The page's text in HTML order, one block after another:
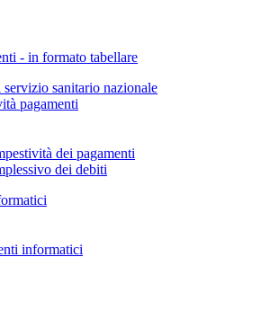
- in formato tabellare
sanitario nazionale
pagamenti
dei pagamenti
dei debiti
informatici